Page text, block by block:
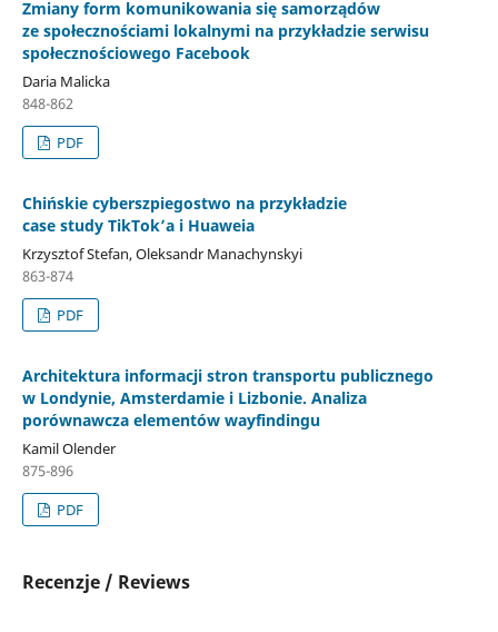
Zmiany form komunikowania się samorządów
ze społecznościami lokalnymi na przykładzie serwisu
społecznościowego Facebook
Daria Malicka
848-862
PDF
Chińskie cyberszpiegostwo na przykładzie
case study TikTok’a i Huaweia
Krzysztof Stefan, Oleksandr Manachynskyi
863-874
PDF
Architektura informacji stron transportu publicznego
w Londynie, Amsterdamie i Lizbonie. Analiza
porównawcza elementów wayfindingu
Kamil Olender
875-896
PDF
Recenzje / Reviews